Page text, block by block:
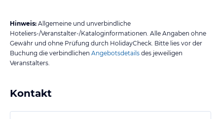
Hinweis: Allgemeine und unverbindliche
Hoteliers-/Veranstalter-/Kataloginformationen. Alle Angaben ohne
Gewähr und ohne Prüfung durch HolidayCheck. Bitte lies vor der
Buchung die verbindlichen Angebotsdetails des jeweiligen
Veranstalters.
Kontakt